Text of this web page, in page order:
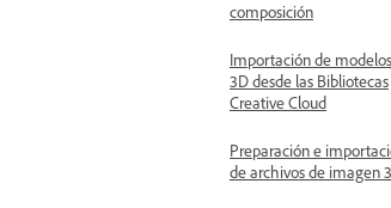
composición
Importación de modelos
3D desde las Bibliotecas
Creative Cloud
Preparación e
de archivos de imagen